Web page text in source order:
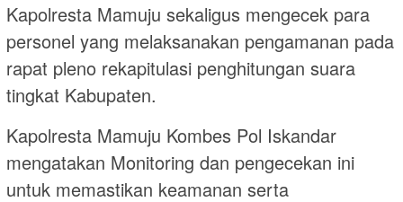
Kapolresta Mamuju sekaligus mengecek para
personel yang melaksanakan pengamanan pada
rapat pleno rekapitulasi penghitungan suara
tingkat Kabupaten.
Kapolresta Mamuju Kombes Pol Iskandar
mengatakan Monitoring dan pengecekan ini
untuk memastikan keamanan serta